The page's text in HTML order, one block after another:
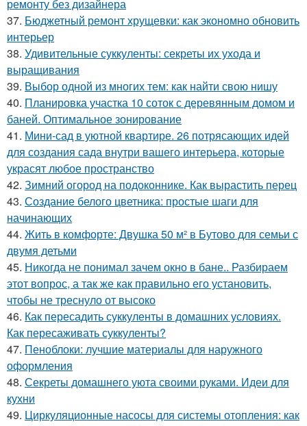
ремонту без дизайнера
37. Бюджетный ремонт хрущевки: как экономно обновить
интерьер
38. Удивительные суккуленты: секреты их ухода и
выращивания
39. Выбор одной из многих тем: как найти свою нишу
40. Планировка участка 10 соток с деревянным домом и
баней. Оптимальное зонирование
41. Мини-сад в уютной квартире. 26 потрясающих идей
для создания сада внутри вашего интерьера, которые
украсят любое пространство
42. Зимний огород на подоконнике. Как вырастить перец
43. Создание белого цветника: простые шаги для
начинающих
44. Жить в комфорте: Двушка 50 м² в Бутово для семьи с
двумя детьми
45. Никогда не понимал зачем окно в бане.. Разбираем
этот вопрос, а так же как правильно его установить,
чтобы не треснуло от высоко
46. Как пересадить суккуленты в домашних условиях.
Как пересаживать суккуленты?
47. Пеноблоки: лучшие материалы для наружного
оформления
48. Секреты домашнего уюта своими руками. Идеи для
кухни
49. Циркуляционные насосы для системы отопления: как